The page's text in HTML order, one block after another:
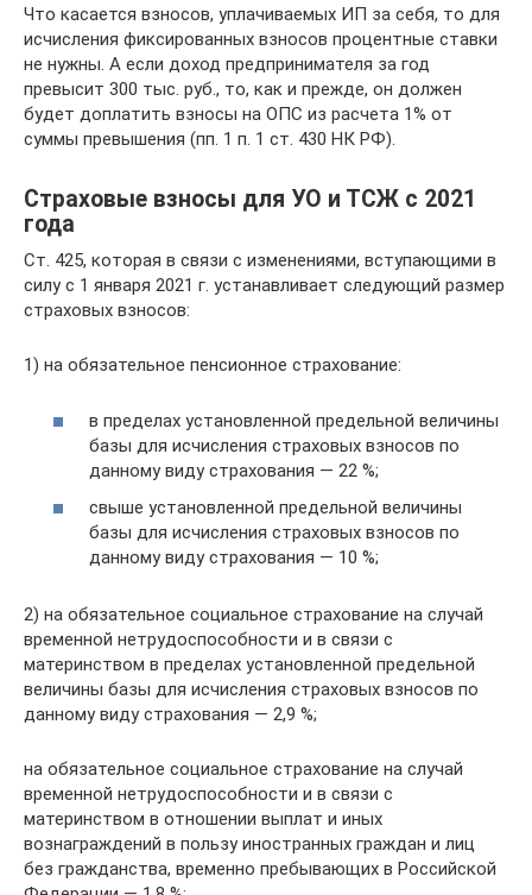
Что касается взносов, уплачиваемых ИП за себя, то для
исчисления фиксированных взносов процентные ставки
не нужны. А если доход предпринимателя за год
превысит 300 тыс. руб., то, как и прежде, он должен
будет доплатить взносы на ОПС из расчета 1% от
суммы превышения (пп. 1 п. 1 ст. 430 НК РФ).
Страховые взносы для УО и ТСЖ с 2021
года
Ст. 425, которая в связи с изменениями, вступающими в
силу с 1 января 2021 г. устанавливает следующий размер
страховых взносов:
1) на обязательное пенсионное страхование:
в пределах установленной предельной величины
базы для исчисления страховых взносов по
данному виду страхования — 22 %;
свыше установленной предельной величины
базы для исчисления страховых взносов по
данному виду страхования — 10 %;
2) на обязательное социальное страхование на случай
временной нетрудоспособности и в связи с
материнством в пределах установленной предельной
величины базы для исчисления страховых взносов по
данному виду страхования — 2,9 %;
на обязательное социальное страхование на случай
временной нетрудоспособности и в связи с
материнством в отношении выплат и иных
вознаграждений в пользу иностранных граждан и лиц
без гражданства, временно пребывающих в Российской